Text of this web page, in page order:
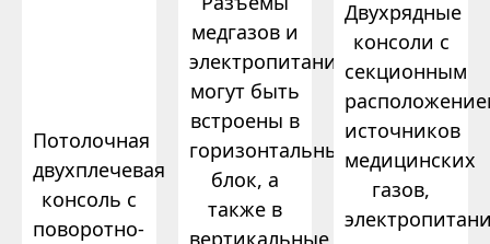
Потолочная
двухплечевая
консоль с
поворотно-
медгазов и
электропитания
могут быть
встроены в
горизонтальный
блок, а
также в
вертикальные
Двухрядные
консоли с
секционным
источников
медицинских
газов,